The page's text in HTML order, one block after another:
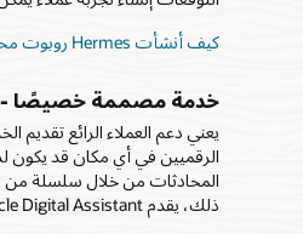
كيف أنشأت Hermes روبوت محادثة لتحسين تجربة العملاء
خدمة مصممة خصيصًا -
يعني دعم العملاء الرائع
الرقميين في أي مكان قد يكون
المحادثات من خلال سلسلة من
ذلك، يقدم Oracle Digital Assistant توصيات مخصصة ومنتجات وخدمات مجانية استنادًا إلى التفاعلات السابقة.